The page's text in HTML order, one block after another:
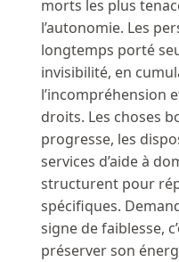
morts les plus
l’autonomie. Les
longtemps porté
invisibilité, en
l’incompréhension
droits. Les choses
progresse, les
services d’aide à
structurent pour
spécifiques.
signe de faiblesse,
préserver son